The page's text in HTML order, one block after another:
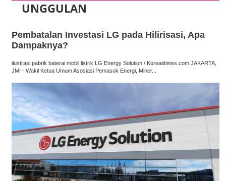
UNGGULAN
Pembatalan Investasi LG pada Hilirisasi, Apa
Dampaknya?
ilustrasi pabrik baterai mobil listrik LG Energy Solution / Koreaittimes.com JAKARTA,
JMI - Wakil Ketua Umum Asosiasi Pemasok Energi, Miner...